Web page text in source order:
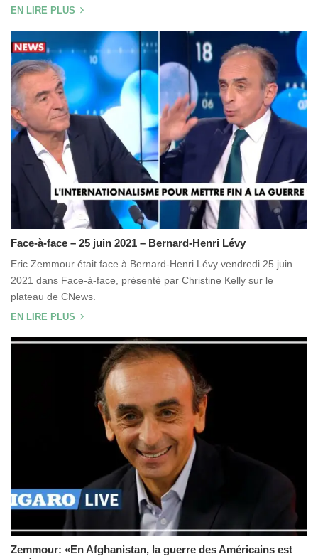
EN LIRE PLUS
Face-à-face – 25 juin 2021 – Bernard-Henri Lévy
Eric Zemmour était face à Bernard-Henri Lévy vendredi 25 juin
2021 dans Face-à-face, présenté par Christine Kelly sur le
plateau de CNews.
EN LIRE PLUS
Zemmour: «En Afghanistan, la guerre des Américains est